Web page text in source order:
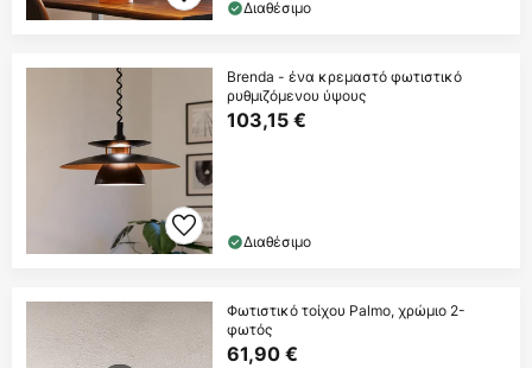
Διαθέσιμο
Brenda - ένα κρεμαστό φωτιστικό
ρυθμιζόμενου ύψους
103,15 €
Διαθέσιμο
Φωτιστικό τοίχου Palmo, χρώμιο 2-
φωτός
61,90 €